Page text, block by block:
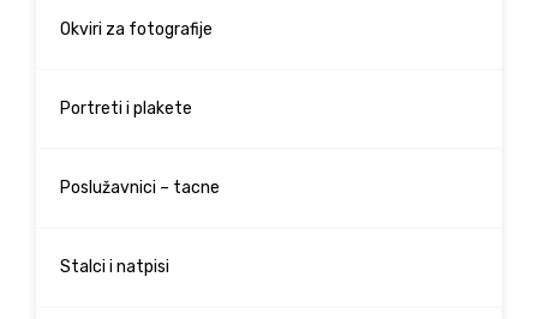
Okviri za fotografije
Portreti i plakete
Poslužavnici – tacne
Stalci i natpisi